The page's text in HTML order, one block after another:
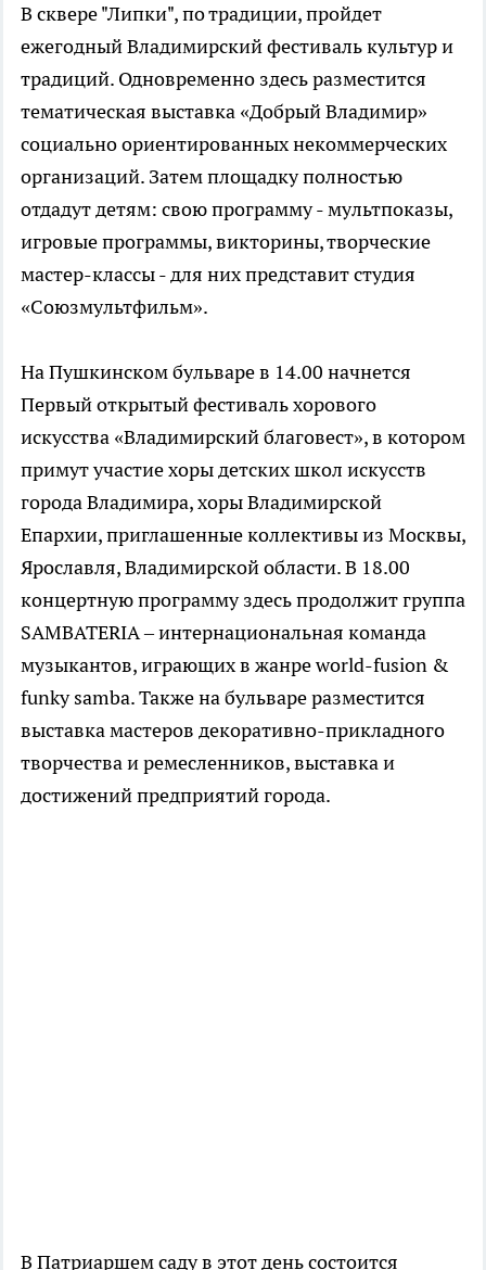
В сквере "Липки", по традиции, пройдет
ежегодный Владимирский фестиваль культур и
традиций. Одновременно здесь разместится
тематическая выставка «Добрый Владимир»
социально ориентированных некоммерческих
организаций. Затем площадку полностью
отдадут детям: свою программу - мультпоказы,
игровые программы, викторины, творческие
мастер-классы - для них представит студия
«Союзмультфильм».
На Пушкинском бульваре в 14.00 начнется
Первый открытый фестиваль хорового
искусства «Владимирский благовест», в котором
примут участие хоры детских школ искусств
города Владимира, хоры Владимирской
Епархии, приглашенные коллективы из Москвы,
Ярославля, Владимирской области. В 18.00
концертную программу здесь продолжит группа
SAMBATERIA – интернациональная команда
музыкантов, играющих в жанре world-fusion &
funky samba. Также на бульваре разместится
выставка мастеров декоративно-прикладного
творчества и ремесленников, выставка и
достижений предприятий города.
В Патриаршем саду в этот день состоится